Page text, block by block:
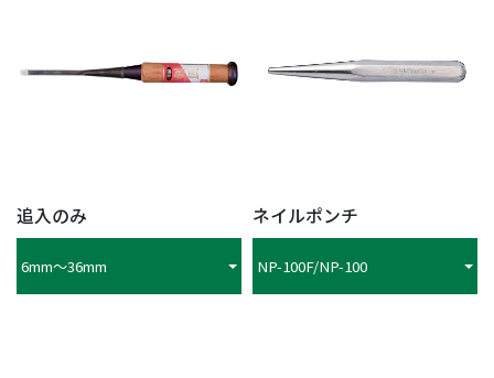
追入のみ
6mm～36mm
ネイルポンチ
NP-100F/NP-100